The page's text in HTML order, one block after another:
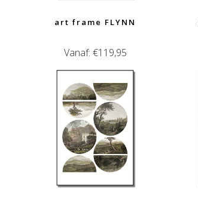
art frame FLYNN
Vanaf: €119,95